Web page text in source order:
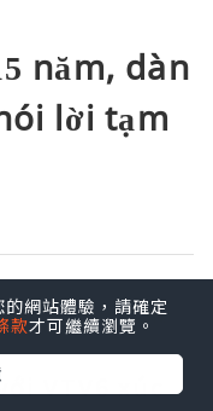
năm, dàn
lời tạm
追蹤
VTV6 xúc
網站體驗，請確定
款才可繼續瀏覽。